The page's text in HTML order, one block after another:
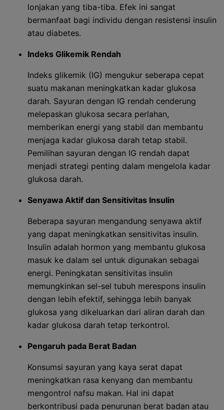
lonjakan yang tiba-tiba. Efek ini sangat
bermanfaat bagi individu dengan resistensi insulin
atau diabetes.
Indeks Glikemik Rendah
Indeks glikemik (IG) mengukur seberapa cepat
suatu makanan meningkatkan kadar glukosa
darah. Sayuran dengan IG rendah cenderung
melepaskan glukosa secara perlahan,
memberikan energi yang stabil dan membantu
menjaga kadar glukosa darah tetap stabil.
Pemilihan sayuran dengan IG rendah dapat
menjadi strategi penting dalam mengelola kadar
glukosa darah.
Senyawa Aktif dan Sensitivitas Insulin
Beberapa sayuran mengandung senyawa aktif
yang dapat meningkatkan sensitivitas insulin.
Insulin adalah hormon yang membantu glukosa
masuk ke dalam sel untuk digunakan sebagai
energi. Peningkatan sensitivitas insulin
memungkinkan sel-sel tubuh merespons insulin
dengan lebih efektif, sehingga lebih banyak
glukosa yang dikeluarkan dari aliran darah dan
kadar glukosa darah tetap terkontrol.
Pengaruh pada Berat Badan
Konsumsi sayuran yang kaya serat dapat
meningkatkan rasa kenyang dan membantu
mengontrol nafsu makan. Hal ini dapat
berkontribusi pada penurunan berat badan atau